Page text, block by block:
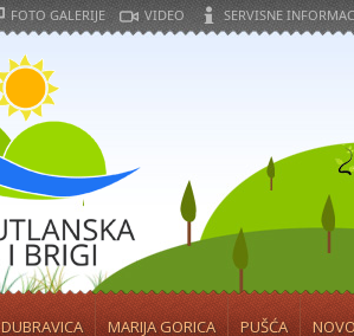
FOTO GALERIJE VIDEO SERVISNE
DUBRAVICA MARIJA GORICA PUŠĆA